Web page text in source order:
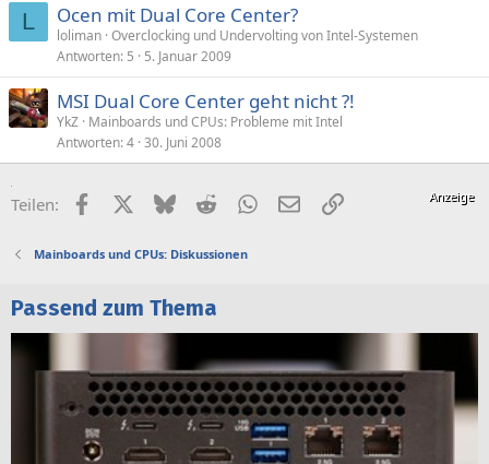
L Ocen mit Dual Core Center?
loliman Overclocking und Undervolting von Intel-Systemen
Antworten 5 5. Januar 2009
MSI Dual Core Center geht nicht ?!
YkZ Mainboards und CPUs: Probleme mit Intel
Antworten 4 30. Juni 2008
Teilen: FacebookX (Twitter)
BlueskyRedditWhatsApp
E-MailLink
Mainboards und CPUs: Diskussionen
Passend zum Thema